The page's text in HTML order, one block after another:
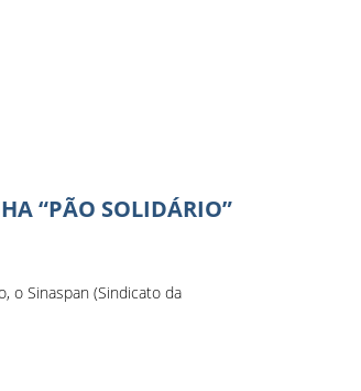
“PÃO SOLIDÁRIO”
o Sinaspan (Sindicato da